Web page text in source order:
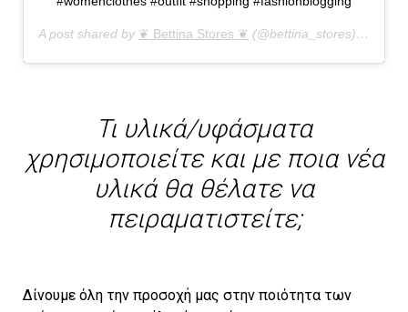
A post shared by ❦ Bettina Stores ❦ (@bettina_stores) on
Τι υλικά/υφάσματα
χρησιμοποιείτε και με ποια νέα
υλικά θα θέλατε να
πειραματιστείτε;
Δίνουμε όλη την προσοχή μας στην ποιότητα των